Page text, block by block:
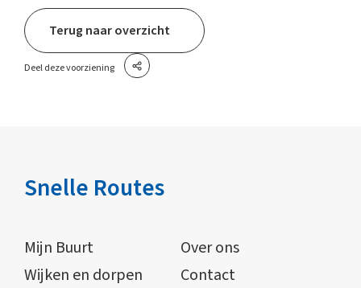
Terug naar overzicht
Deel deze voorziening
Snelle Routes
Mijn Buurt
Over ons
Wijken en dorpen
Contact